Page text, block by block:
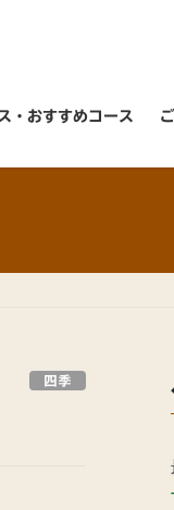
・おすすめコース
四季